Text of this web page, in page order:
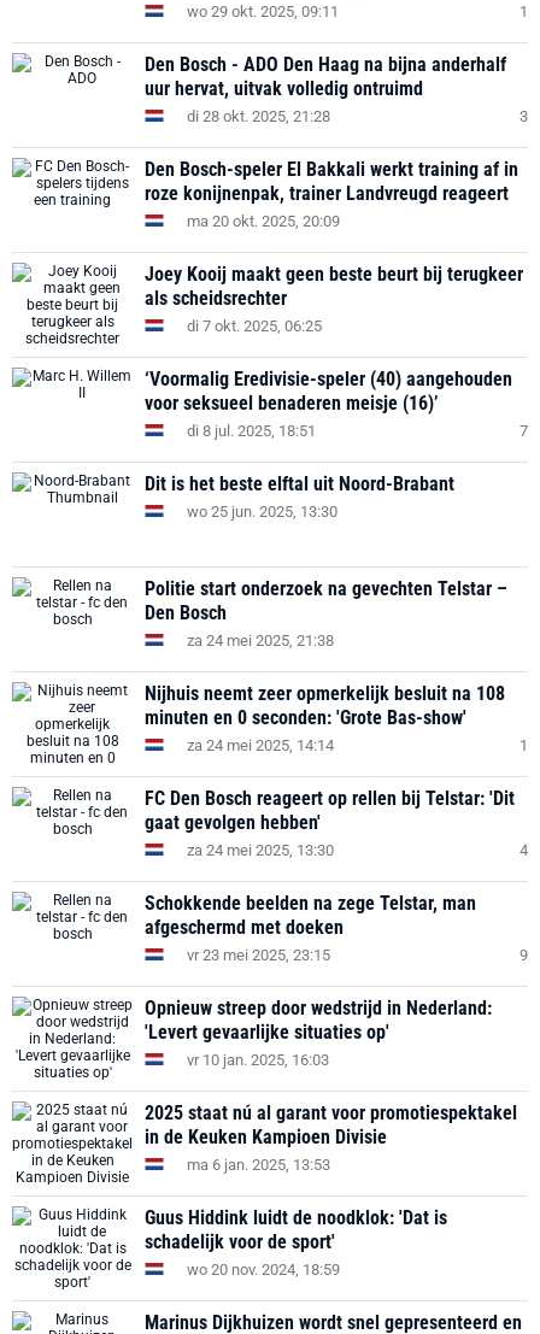
wo 29 okt. 2025, 09:11 1
Den Bosch - ADO Den Haag na bijna anderhalf
uur hervat, uitvak volledig ontruimd
di 28 okt. 2025, 21:28 3
Den Bosch-speler El Bakkali werkt training af in
roze konijnenpak, trainer Landvreugd reageert
ma 20 okt. 2025, 20:09
Joey Kooij maakt geen beste beurt bij terugkeer
als scheidsrechter
di 7 okt. 2025, 06:25
‘Voormalig Eredivisie-speler (40) aangehouden
voor seksueel benaderen meisje (16)’
di 8 jul. 2025, 18:51 7
Dit is het beste elftal uit Noord-Brabant
wo 25 jun. 2025, 13:30
Politie start onderzoek na gevechten Telstar –
Den Bosch
za 24 mei 2025, 21:38
Nijhuis neemt zeer opmerkelijk besluit na 108
minuten en 0 seconden: 'Grote Bas-show'
za 24 mei 2025, 14:14 1
FC Den Bosch reageert op rellen bij Telstar: 'Dit
gaat gevolgen hebben'
za 24 mei 2025, 13:30 4
Schokkende beelden na zege Telstar, man
afgeschermd met doeken
vr 23 mei 2025, 23:15 9
Opnieuw streep door wedstrijd in Nederland:
'Levert gevaarlijke situaties op'
vr 10 jan. 2025, 16:03
2025 staat nú al garant voor promotiespektakel
in de Keuken Kampioen Divisie
ma 6 jan. 2025, 13:53
Guus Hiddink luidt de noodklok: 'Dat is
schadelijk voor de sport'
wo 20 nov. 2024, 18:59
Marinus Dijkhuizen wordt snel gepresenteerd en